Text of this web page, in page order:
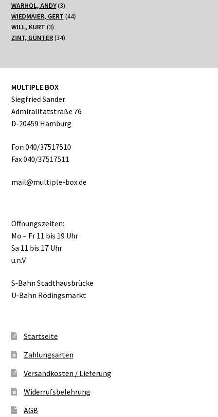
Produkte
WARHOL, ANDY 33
Produkte
WIEDMAIER, GERT 4444
WILL, KURT 33
Produkte
ZINT, GÜNTER 3434
MULTIPLE BOX
Siegfried Sander
Admiralitätstraße 76
D-20459 Hamburg
Fon 040/37517510
Fax 040/37517511
mail@multiple-box.de
Öffnungszeiten:
Mo – Fr 11 bis 19 Uhr
Sa 11 bis 17 Uhr
u.n.V.
S-Bahn Stadthausbrücke
U-Bahn Rödingsmarkt
Startseite
Zahlungsarten
Versandkosten / Lieferung
Widerrufsbelehrung
AGB